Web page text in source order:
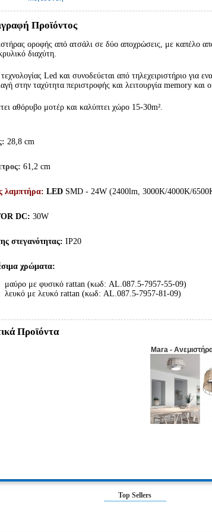
Προϊόντος
οροφής από ατσάλι σε δύο αποχρώσεις, με καπέλο
διαχύτη.
τεχνολογίας Led και συνοδεύεται από τηλεχειριστήριο για
στην ταχύτητα περιστροφής και λειτουργία memory και
αθόρυβο μοτέρ και καλύπτει χώρο 15-30m².
28,8 cm
61,2 cm
λαμπτήρα: LED SMD - 24W (2400lm, 3000K/4000K/
DC: 30W
στεγανότητας: IP20
χρώματα:
μαύρο με φυσικό rattan (κωδ: AL.087.5-7957-55-09)
λευκό με λευκό rattan (κωδ: AL.087.5-7957-81-09)
Προϊόντα
Mara -
Top Sellers